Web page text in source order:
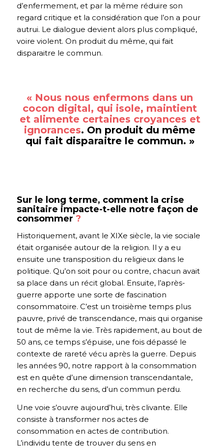
d’enfermement, et par la même réduire son
regard critique et la considération que l’on a pour
autrui. Le dialogue devient alors plus compliqué,
voire violent. On produit du même, qui fait
disparaitre le commun.
« Nous nous enfermons dans un
cocon digital, qui isole, maintient
et alimente certaines croyances et
ignorances. On produit du même
qui fait disparaitre le commun. »
Sur le long terme, comment la crise
sanitaire impacte-t-elle notre façon de
consommer ?
Historiquement, avant le XIXe siècle, la vie sociale
était organisée autour de la religion. Il y a eu
ensuite une transposition du religieux dans le
politique. Qu’on soit pour ou contre, chacun avait
sa place dans un récit global. Ensuite, l’après-
guerre apporte une sorte de fascination
consommatoire. C’est un troisième temps plus
pauvre, privé de transcendance, mais qui organise
tout de même la vie. Très rapidement, au bout de
50 ans, ce temps s’épuise, une fois dépassé le
contexte de rareté vécu après la guerre. Depuis
les années 90, notre rapport à la consommation
est en quête d’une dimension transcendantale,
en recherche du sens, d’un commun perdu.
Une voie s’ouvre aujourd’hui, très clivante. Elle
consiste à transformer nos actes de
consommation en actes de contribution.
L’individu tente de trouver du sens en